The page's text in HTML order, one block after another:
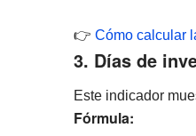
👉 Cómo calcular
3. Días de
Este indicador
Fórmula: